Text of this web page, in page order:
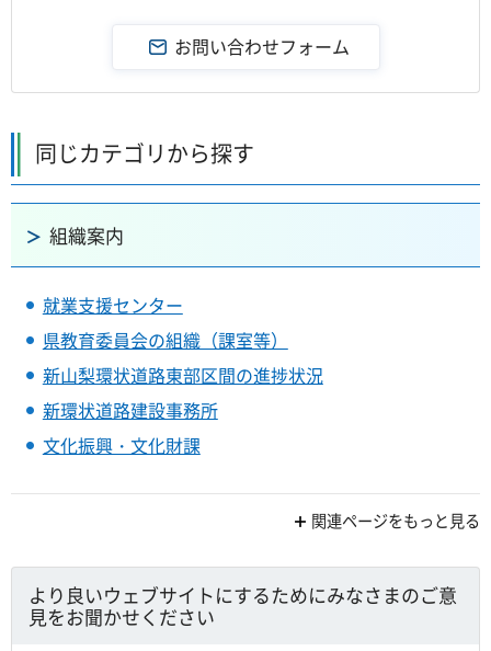
同じカテゴリから探す
組織案内
就業支援センター
県教育委員会の組織（課室等）
新山梨環状道路東部区間の進捗状況
新環状道路建設事務所
文化振興・文化財課
関連ページをもっと見る
より良いウェブサイトにするためにみなさまのご意
見をお聞かせください